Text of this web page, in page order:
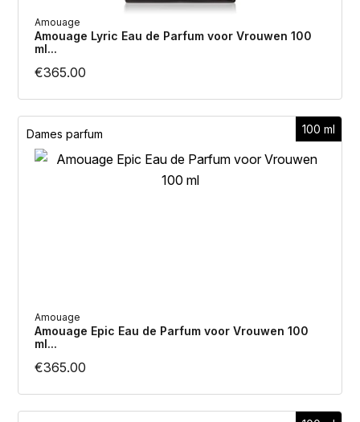
Amouage
Amouage Lyric Eau de Parfum voor Vrouwen 100
ml...
€365.00
100 ml
Dames parfum
Amouage
Amouage Epic Eau de Parfum voor Vrouwen 100
ml...
€365.00
cookies zijn noodzakelijk voor de correcte werking van
de website. U kunt onze cookies accepteren door op
aan te passen.
Noodzakelijk (Essentiële cookies)